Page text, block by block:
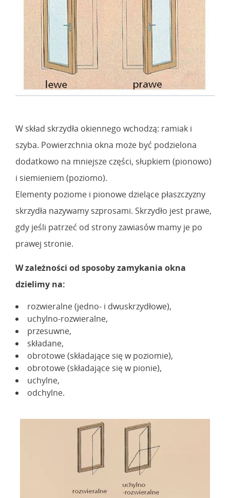
W skład skrzydła okiennego wchodzą: ramiak i
szyba. Powierzchnia okna może być podzielona
dodatkowo na mniejsze części, słupkiem (pionowo)
i siemieniem (poziomo).
Elementy poziome i pionowe dzielące płaszczyzny
skrzydła nazywamy szprosami. Skrzydło jest prawe,
gdy jeśli patrzeć od strony zawiasów mamy je po
prawej stronie.
W zależności od sposoby zamykania okna
dzielimy na:
rozwieralne (jedno- i dwuskrzydłowe),
uchylno-rozwieralne,
przesuwne,
składane,
obrotowe (składające się w poziomie),
obrotowe (składające się w pionie),
uchylne,
odchylne.